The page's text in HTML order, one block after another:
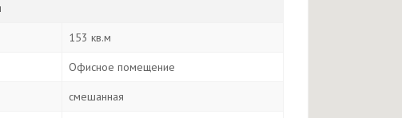
153 кв.м
Офисное помещение
смешанная